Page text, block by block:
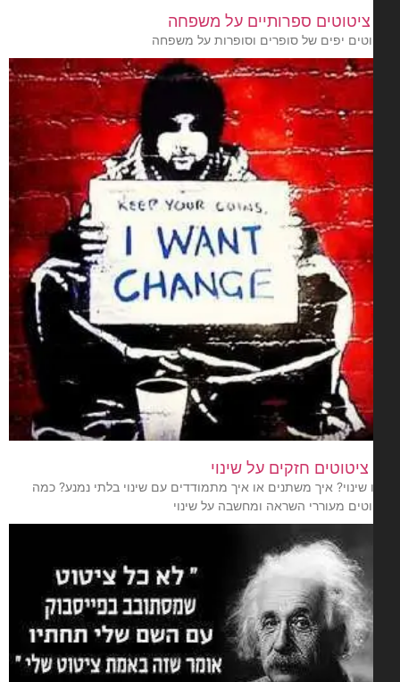
יפים של סופרים וסופרות על משפחה
שינוי? איך משתנים או איך מתמודדים עם שינוי בלתי נמנע? כמה
מעוררי השראה ומחשבה על שינוי